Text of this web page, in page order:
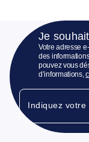
Je
Votre adresse
des
pouvez vous
d’informations,
Indiquez votre